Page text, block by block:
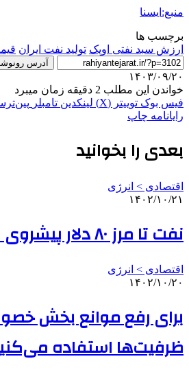
منبع:ایسنا
برچسب ها
ارزش سبد نفتی اوپک تولید نفت ایران
آدرس
۱۴۰۳/۰۹/۲۰
خواندن این مطلب 2 دقیقه زمان میبرد
فیس بوک توییتر (X) لینکدین ‫تامبلر
رایانامه چاپ
بعدی را بخوانید
اقتصادی > انرژی
۱۴۰۲/۱۰/۲۱
نفت تا مرز ۸۰ دلار پیشروی کرد
اقتصادی > انرژی
۱۴۰۲/۱۰/۲۰
برای رفع موانع بخش
ظرفیت‌ها استفاده